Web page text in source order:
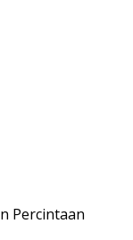
Percintaan